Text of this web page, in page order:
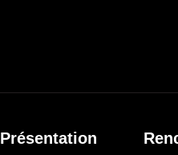
Présentation